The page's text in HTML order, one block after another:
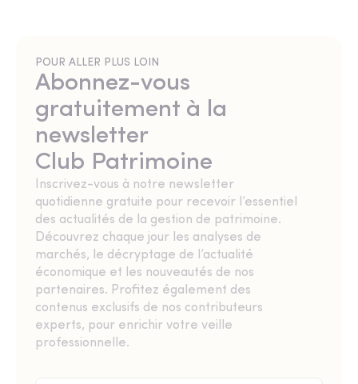
POUR ALLER PLUS LOIN
Abonnez-vous
gratuitement à la
newsletter
Club Patrimoine
Inscrivez-vous à notre newsletter
quotidienne gratuite pour recevoir l’essentiel
des actualités de la gestion de patrimoine.
Découvrez chaque jour les analyses de
marchés, le décryptage de l’actualité
économique et les nouveautés de nos
partenaires. Profitez également des
contenus exclusifs de nos contributeurs
experts, pour enrichir votre veille
professionnelle.